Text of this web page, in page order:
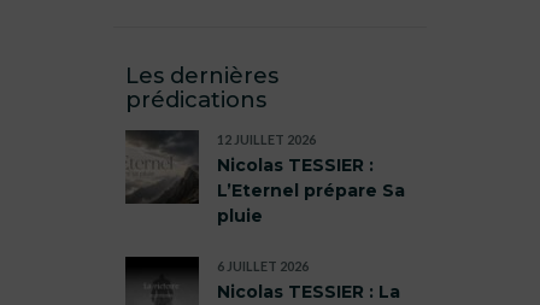
Les dernières
prédications
Nicolas TESSIER :
L’Eternel prépare Sa
pluie
12 JUILLET 2026
Nicolas TESSIER : La
6 JUILLET 2026